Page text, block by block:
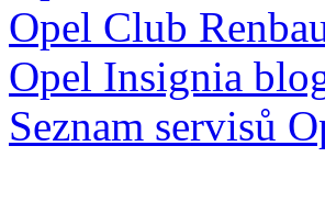
Opel Club
Opel Insignia
Seznam servisů